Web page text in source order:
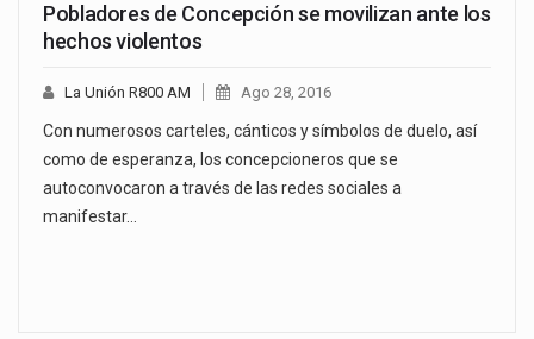
Pobladores de Concepción se movilizan ante los
hechos violentos
La Unión R800 AM Ago 28, 2016
Con numerosos carteles, cánticos y símbolos de duelo, así
como de esperanza, los concepcioneros que se
autoconvocaron a través de las redes sociales a
manifestar…